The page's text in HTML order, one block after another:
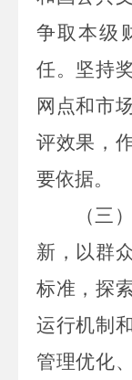
争取本级
任。坚持
网点和市
评效果，
要依据。
（三
新，以群
标准，探
运行机制
管理优化